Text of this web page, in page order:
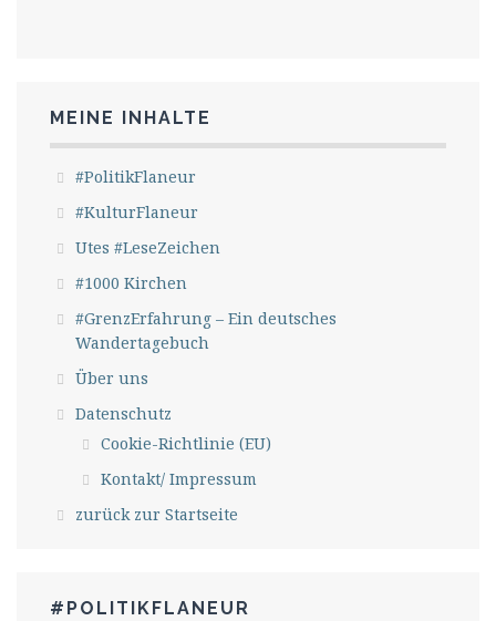
MEINE INHALTE
#PolitikFlaneur
#KulturFlaneur
Utes #LeseZeichen
#1000 Kirchen
#GrenzErfahrung – Ein deutsches
Wandertagebuch
Über uns
Datenschutz
Cookie-Richtlinie (EU)
Kontakt/ Impressum
zurück zur Startseite
#POLITIKFLANEUR